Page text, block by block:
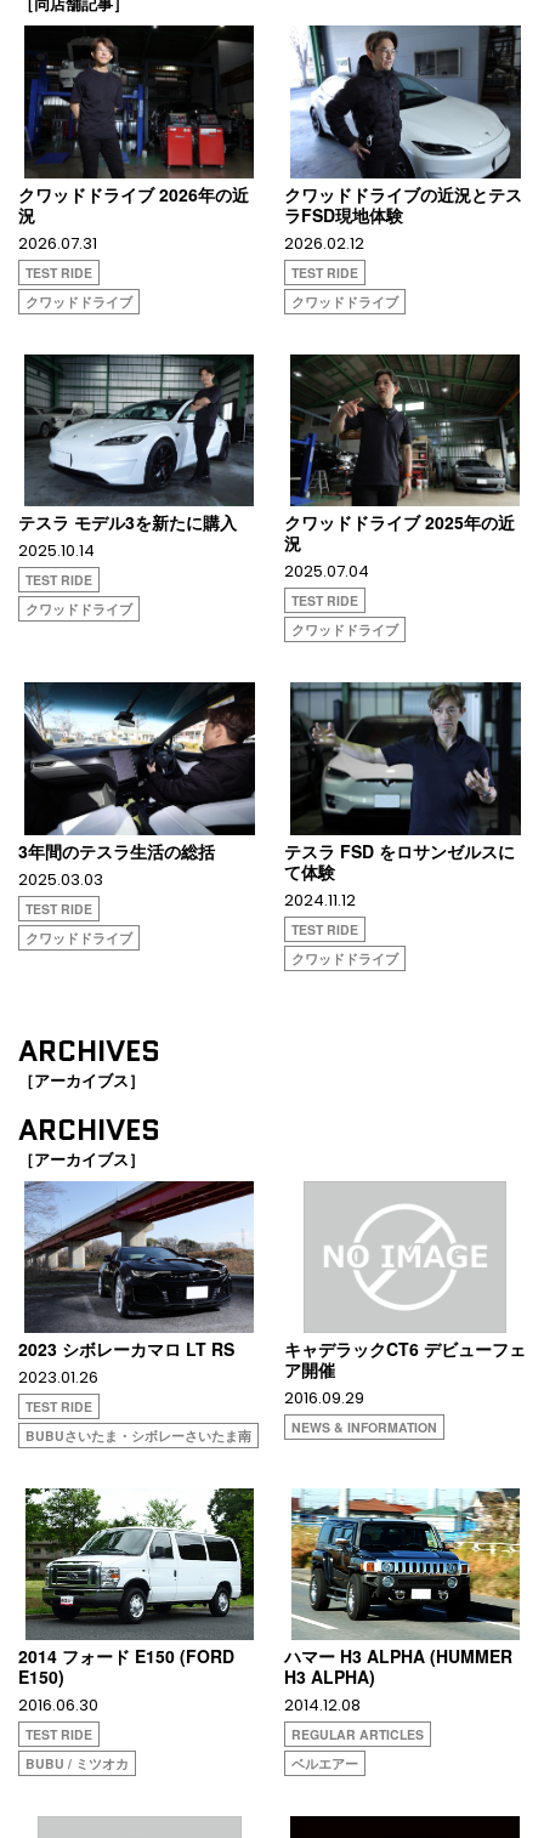
［同店舗記事］
クワッドドライブ 2026年の近
況
2026.07.31
TEST RIDE
クワッドドライブ
クワッドドライブの近況とテス
ラFSD現地体験
2026.02.12
TEST RIDE
クワッドドライブ
テスラ モデル3を新たに購入
2025.10.14
TEST RIDE
クワッドドライブ
クワッドドライブ 2025年の近
況
2025.07.04
TEST RIDE
クワッドドライブ
3年間のテスラ生活の総括
2025.03.03
TEST RIDE
クワッドドライブ
テスラ FSD をロサンゼルスに
て体験
2024.11.12
TEST RIDE
クワッドドライブ
ARCHIVES
［アーカイブス］
ARCHIVES
［アーカイブス］
2023 シボレーカマロ LT RS
2023.01.26
TEST RIDE
BUBUさいたま・シボレーさいたま南
キャデラックCT6 デビューフェ
ア開催
2016.09.29
NEWS & INFORMATION
2014 フォード E150 (FORD
E150)
2016.06.30
TEST RIDE
BUBU / ミツオカ
ハマー H3 ALPHA (HUMMER
H3 ALPHA)
2014.12.08
REGULAR ARTICLES
ベルエアー